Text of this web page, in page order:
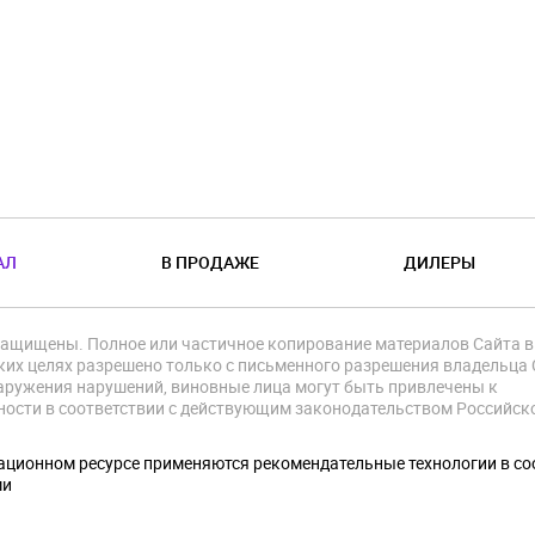
В ПРОДАЖЕ ДИЛЕРЫ
Полное или частичное копирование материалов Сайта в
целях разрешено только с письменного разрешения владельца
нарушений, виновные лица могут быть привлечены к
в соответствии с действующим законодательством
ресурсе применяются рекомендательные технологии в